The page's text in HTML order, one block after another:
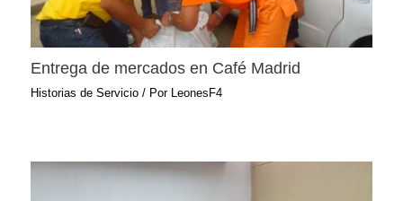
Entrega de mercados en Café Madrid
Historias de Servicio / Por LeonesF4